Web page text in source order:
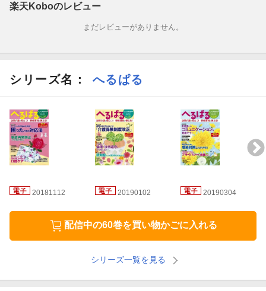
す。
※デジタル版はコピー対応しておりません。あらかじめご了承く
ださい。
楽天Koboのレビュー
まだレビューがありません。
シリーズ名： へるぱる
20181112 20190102 20190304
配信中の60巻を買い物かごに入れる
シリーズ一覧を見る